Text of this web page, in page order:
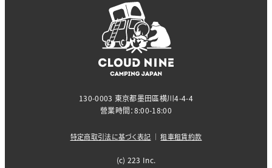
130-0003 東京都墨田區横川4-4-4
營業時間：8:00-18:00
特定商取引法に基づく表記 ｜租車租賃約款
(c) 223 Inc.